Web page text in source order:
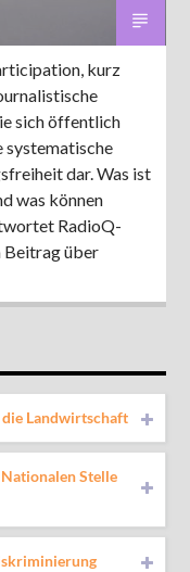
103,9 MHz
kurz
sich öffentlich
systematische
dar. Was ist
was können
RadioQ-
Beitrag über
Landwirtschaft
Stelle